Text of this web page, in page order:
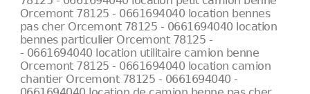
Orcemont 78125 - 0661694040 location bennes
pas cher Orcemont 78125 - 0661694040 location
bennes particulier Orcemont 78125 -
- 0661694040 location utilitaire camion benne
Orcemont 78125 - 0661694040 location camion
chantier Orcemont 78125 - 0661694040 -